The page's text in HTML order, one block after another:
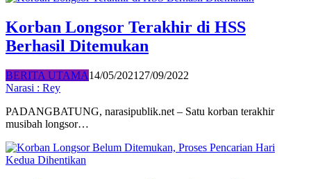
Korban Longsor Terakhir di HSS
Berhasil Ditemukan
BERITA UTAMA14/05/2021 27/09/2022
Narasi : Rey
PADANGBATUNG, narasipublik.net – Satu korban terakhir
musibah longsor…